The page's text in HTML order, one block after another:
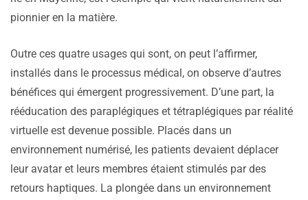
pionnier en la matière.
Outre ces quatre usages qui sont, on peut l’affirmer,
installés dans le processus médical, on observe d’autres
bénéfices qui émergent progressivement. D’une part, la
rééducation des paraplégiques et tétraplégiques par réalité
virtuelle est devenue possible. Placés dans un
environnement numérisé, les patients devaient déplacer
leur avatar et leurs membres étaient stimulés par des
retours haptiques. La plongée dans un environnement